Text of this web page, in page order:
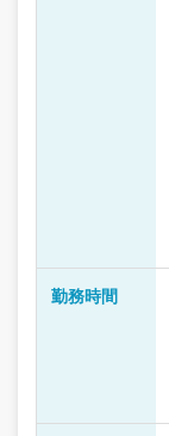
勤務時間